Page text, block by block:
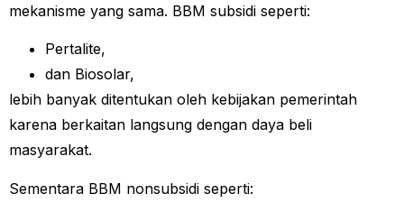
mekanisme yang sama. BBM subsidi seperti:
Pertalite,
dan Biosolar,
lebih banyak ditentukan oleh kebijakan pemerintah
karena berkaitan langsung dengan daya beli
masyarakat.
Sementara BBM nonsubsidi seperti: